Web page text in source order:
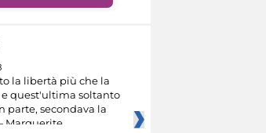
la libertà più che la
e quest'ultima soltanto
parte, secondava la
Marguerite